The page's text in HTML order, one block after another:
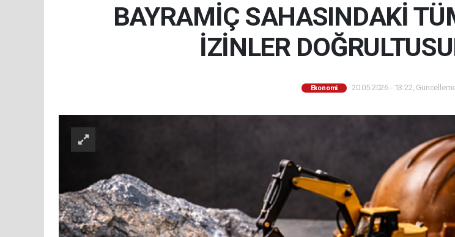
BAYRAMİÇ SAHASINDAKİ
İZİNLER
Ekonomi 20.05.2026 - 13:22,